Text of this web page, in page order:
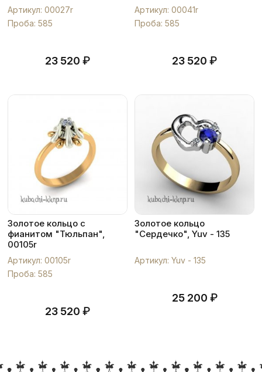
Артикул: 00027r
Проба: 585
23 520 ₽
Артикул: 00041r
Проба: 585
23 520 ₽
Золотое кольцо с
фианитом "Тюльпан",
00105r
Артикул: 00105r
Проба: 585
23 520 ₽
Золотое кольцо
"Сердечко", Yuv - 135
Артикул: Yuv - 135
25 200 ₽